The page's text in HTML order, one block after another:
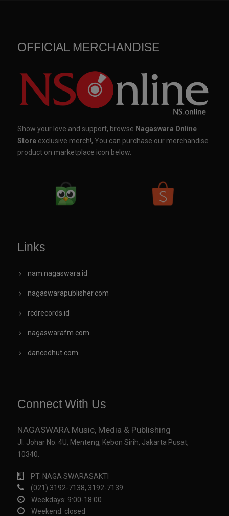
OFFICIAL MERCHANDISE
Show your love and support, browse Nagaswara Online
Store exclusive merch!, You can purchase our merchandise
product on marketplace icon below.
Links
nam.nagaswara.id
nagaswarapublisher.com
rcdrecords.id
nagaswarafm.com
dancedhut.com
Connect With Us
NAGASWARA Music, Media & Publishing
Jl. Johar No. 4U, Menteng, Kebon Sirih, Jakarta Pusat,
10340.
PT. NAGA SWARASAKTI
(021) 3192-7138, 3192-7139
Weekdays: 9:00-18:00
Weekend: closed